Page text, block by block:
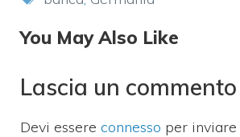
You May Also Like
Lascia un commento
Devi essere connesso per inviare